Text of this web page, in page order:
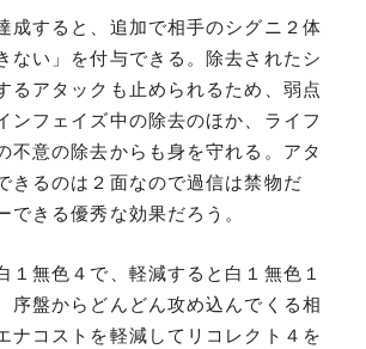
成すると、追加で相手のシグニ２体
ない」を付与できる。除去されたシ
るアタックも止められるため、弱点
ンフェイズ中の除去のほか、ライフ
不意の除去からも身を守れる。アタ
きるのは２面なので過信は禁物だ
できる優秀な効果だろう。
１無色４で、軽減すると白１無色１
序盤からどんどん攻め込んでくる相
ナコストを軽減してリコレクト４を